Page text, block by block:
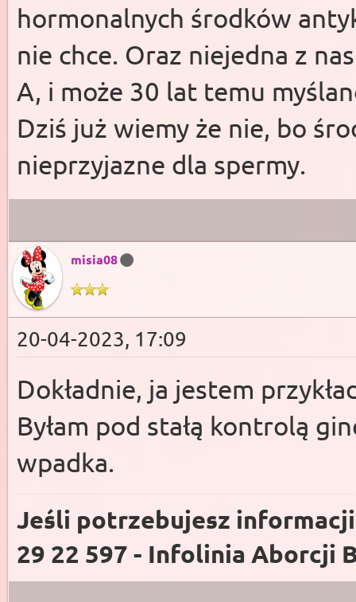
hormonalnych środków
nie chce. Oraz niejedna z
A, i może 30 lat temu
Dziś już wiemy że nie, bo
nieprzyjazne dla spermy.
misia08
20-04-2023, 17:09
Dokładnie, ja jestem
Byłam pod stałą kontrolą
wpadka.
Jeśli potrzebujesz
29 22 597 - Infolinia Aborcji